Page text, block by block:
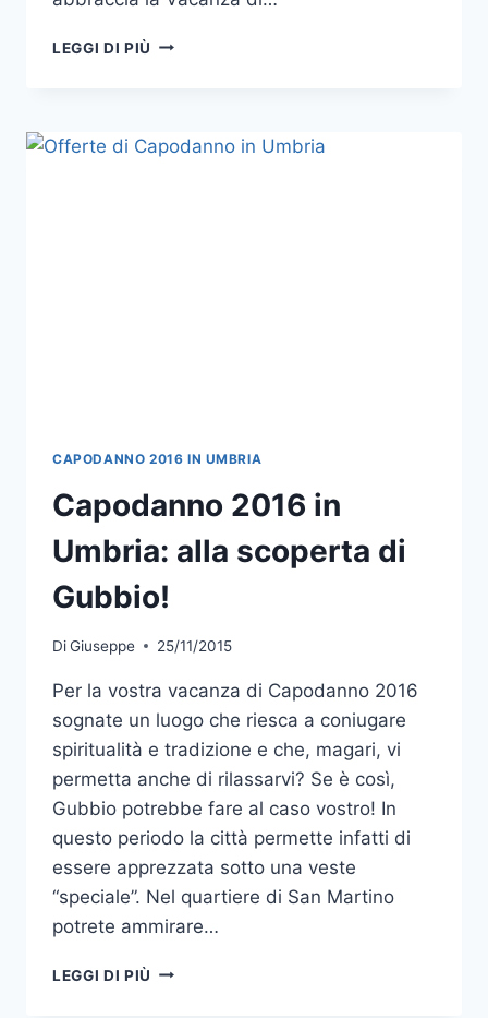
LEGGI DI PIÙ PER
PERUGIA
CAPODANNO 2016 IN UMBRIA
Capodanno 2016 in
Umbria: alla scoperta di
Gubbio!
DiGiuseppe 25/11/2015
Per la vostra vacanza di Capodanno 2016
sognate un luogo che riesca a coniugare
spiritualità e tradizione e che, magari, vi
permetta anche di rilassarvi? Se è così,
Gubbio potrebbe fare al caso vostro! In
questo periodo la città permette infatti di
essere apprezzata sotto una veste
“speciale”. Nel quartiere di San Martino
potrete ammirare…
LEGGI DI PIÙ CAPODANNO